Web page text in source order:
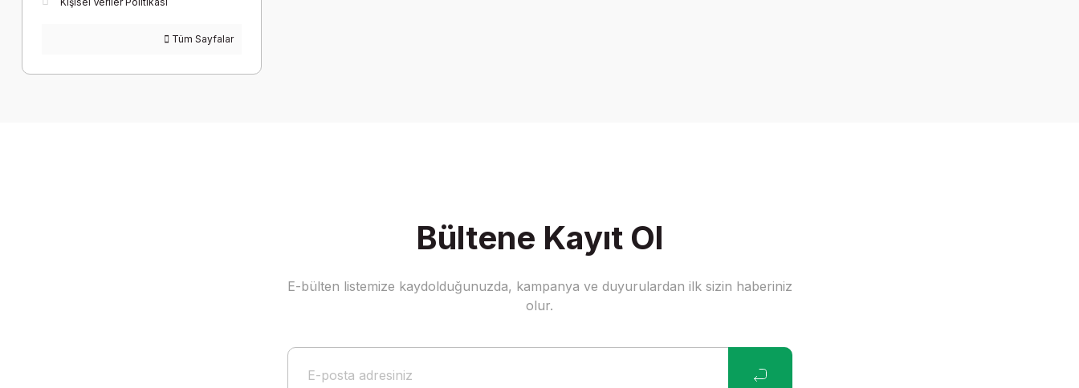
Tüm Sayfalar
Bültene Kayıt Ol
E-bülten listemize kaydolduğunuzda, kampanya ve duyurulardan ilk sizin haberiniz
olur.